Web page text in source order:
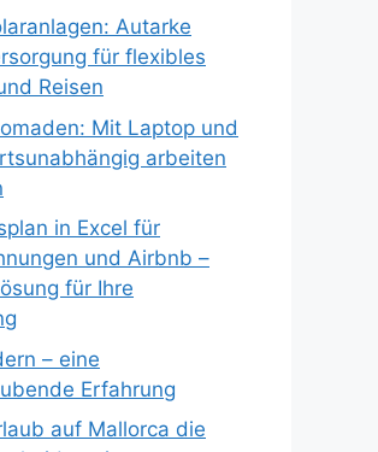
Autarke
für flexibles
Reisen
Mit Laptop und
arbeiten
in Excel für
und Airbnb –
für Ihre
– eine
Erfahrung
auf Mallorca die